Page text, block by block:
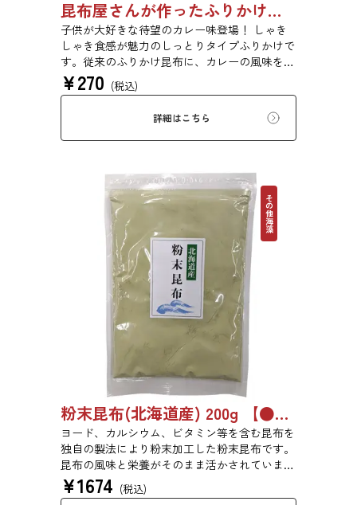
昆布屋さんが作ったふりかけ昆布和風だしカレー 30g 単品 5袋セット 20袋セット 6988
子供が大好きな待望のカレー味登場！ しゃき
しゃき食感が魅力のしっとりタイプふりかけで
す。従来のふりかけ昆布に、カレーの風味を加
えました。さらに、鰹といった他の和風だし原
料も加え、だしカレー風に仕上げました。昆布
¥270 (税込)
詳細はこちら
その他海藻
粉末昆布(北海道産) 200g 【●受注生産品】6742
ヨード、カルシウム、ビタミン等を含む昆布を
独自の製法により粉末加工した粉末昆布です。
昆布の風味と栄養がそのまま活かされていま
す。添加物、保存料は一切使用しておりませ
ん。（北海道産昆布100％を粉末状にしており
¥1674 (税込)